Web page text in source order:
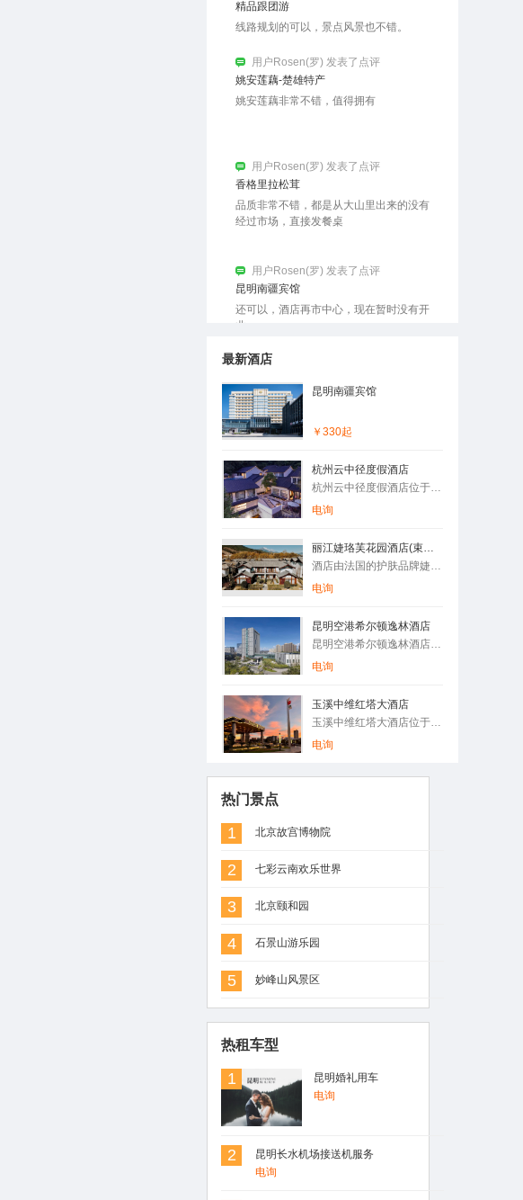
用户Rosen(罗) 发表了点评
香格里拉松茸
品质非常不错，都是从大山里出来的没有
用户Rosen(罗) 发表了点评
昆明南疆宾馆
还可以，酒店再市中心，现在暂时没有开
业
用户Rosen(罗) 发表了点评
昆明南疆宾馆
机场大巴一号线直达。非常方便。下次还
住
昆明南疆宾馆
性价比非常不错的一家酒店，在市中心，
临近翠湖。
用户17806*** 发表了点评
【纯玩无购物·4钻住宿·经典景区】云南
昆明+丽江+大理+洱海+玉龙雪山4日3晚
线路规划的可以，景点风景也不错。
用户Rosen(罗) 发表了点评
姚安莲藕-楚雄特产
姚安莲藕非常不错，值得拥有
香格里拉松茸
品质非常不错，都是从大山里出来的没有
经过市场，直接发餐桌
最新酒店
昆明南疆宾馆
￥330起
杭州云中径度假酒店
杭州云中径度假酒店位于西湖十景之一的“云栖竹径”景区内，由杭…
电询
丽江婕珞芙花园酒店(束河古镇店)Lijiang Jieluofu Garden Hotel (Shuhe Ancient Town)
酒店由法国的护肤品牌婕珞芙打造，坐落于◎東河古镇，游玩景点及…
电询
昆明空港希尔顿逸林酒店
昆明空港希尔顿逸林酒店位于云南滇中新区昆明空港经济区，距离昆…
电询
玉溪中维红塔大酒店
玉溪中维红塔大酒店位于云南省玉溪市红塔区红塔大道32号，是由…
电询
热门景点
1 北京故宫博物院
2 七彩云南欢乐世界
3 北京颐和园
4 石景山游乐园
5 妙峰山风景区
热租车型
1
昆明婚礼用车
电询
2
昆明长水机场接送机服务
电询